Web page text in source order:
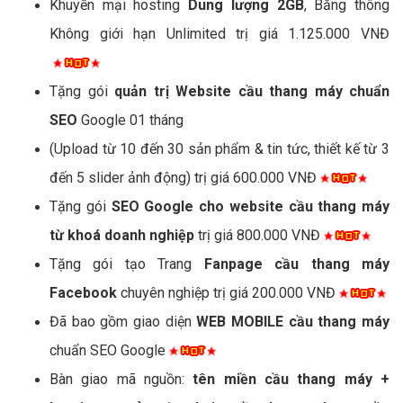
Khuyến mại hosting Dung lượng 2GB, Băng thông
Không giới hạn Unlimited trị giá 1.125.000 VNĐ
Tặng gói quản trị Website cầu thang máy chuẩn
SEO Google 01 tháng
(Upload từ 10 đến 30 sản phẩm & tin tức, thiết kế từ 3
đến 5 slider ảnh động) trị giá 600.000 VNĐ
Tặng gói SEO Google cho website cầu thang máy
từ khoá doanh nghiệp trị giá 800.000 VNĐ
Tặng gói tạo Trang Fanpage cầu thang máy
Facebook chuyên nghiệp trị giá 200.000 VNĐ
Đã bao gồm giao diệnWEB MOBILE cầu thang máy
chuẩn SEO Google
Bàn giao mã nguồn:tên miền cầu thang máy +